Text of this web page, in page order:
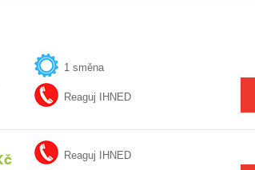
1 směna
Reaguj IHNED
Reaguj IHNED